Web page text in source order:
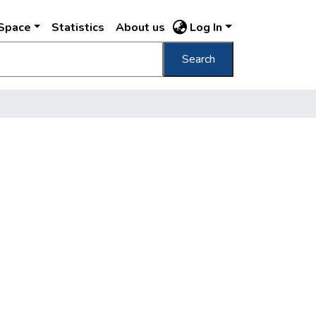
Statistics About us Log In
Search